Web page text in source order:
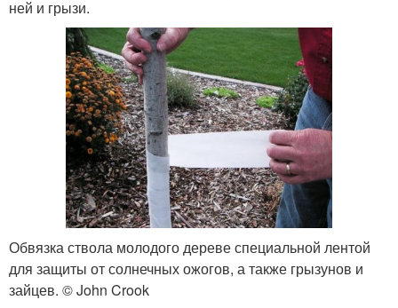
ней и грызи.
Обвязка ствола молодого дереве специальной лентой
для защиты от солнечных ожогов, а также грызунов и
зайцев. © John Crook